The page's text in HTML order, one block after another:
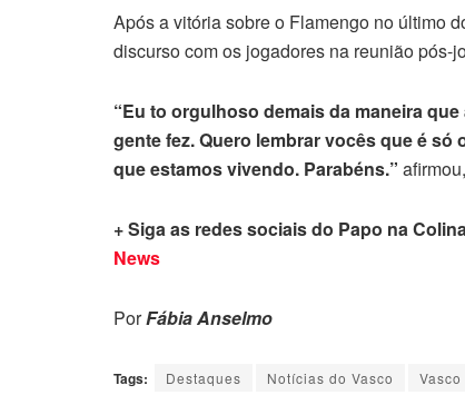
Após a vitória sobre o Flamengo no último
discurso com os jogadores na reunião pós-
“Eu to orgulhoso demais da maneira
gente fez. Quero lembrar vocês que é
que estamos vivendo. Parabéns.”
+ Siga as redes sociais do Papo na
News
PorFábia Anselmo
Tags: Destaques Notícias do Vasco Vasco